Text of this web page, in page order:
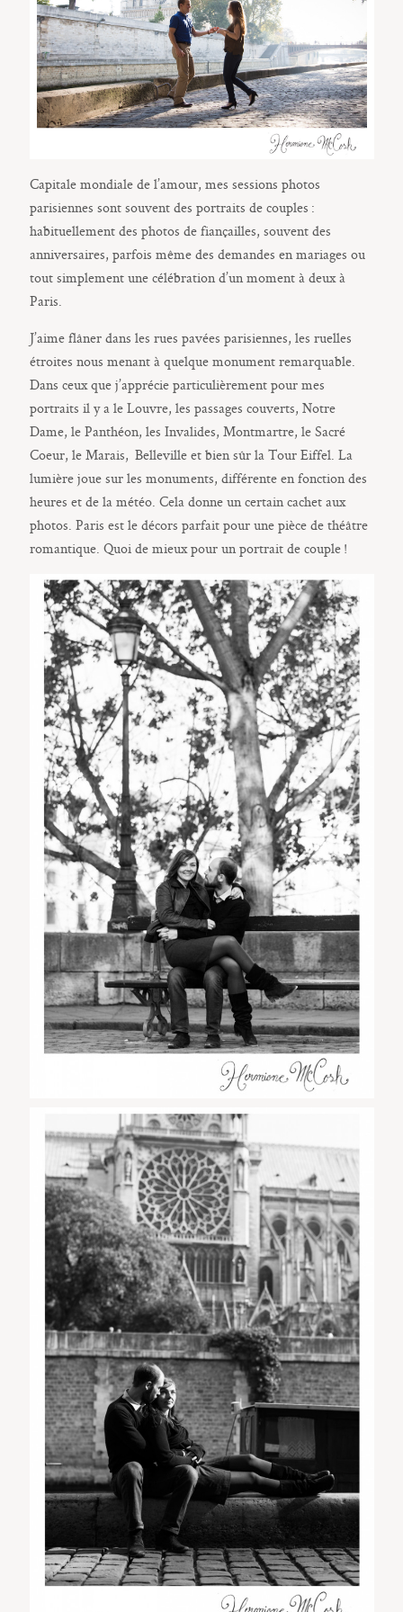
Capitale mondiale de l’amour, mes sessions photos
parisiennes sont souvent des portraits de couples :
habituellement des photos de fiançailles, souvent des
anniversaires, parfois même des demandes en mariages ou
tout simplement une célébration d’un moment à deux à
Paris.
J’aime flâner dans les rues pavées parisiennes, les ruelles
étroites nous menant à quelque monument remarquable.
Dans ceux que j’apprécie particulièrement pour mes
portraits il y a le Louvre, les passages couverts, Notre
Dame, le Panthéon, les Invalides, Montmartre, le Sacré
Coeur, le Marais, Belleville et bien sûr la Tour Eiffel. La
lumière joue sur les monuments, différente en fonction des
heures et de la météo. Cela donne un certain cachet aux
photos. Paris est le décors parfait pour une pièce de théâtre
romantique. Quoi de mieux pour un portrait de couple !